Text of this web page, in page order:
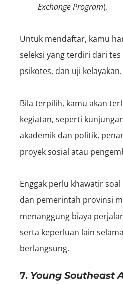
Exchange Program).
Untuk mendaftar, kamu
seleksi yang terdiri dari tes
psikotes, dan uji kelayakan.
Bila terpilih, kamu akan
kegiatan, seperti
akademik dan politik,
proyek sosial atau
Enggak perlu khawatir
dan pemerintah provinsi
menanggung biaya
serta keperluan lain selama
berlangsung.
7. Young Southeast